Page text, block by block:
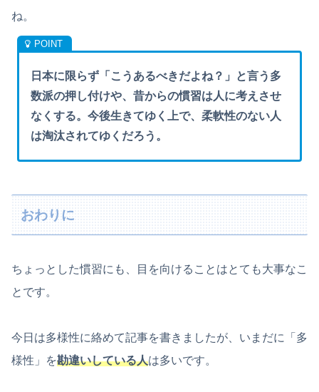
ね。
日本に限らず「こうあるべきだよね？」と言う多
数派の押し付けや、昔からの慣習は人に考えさせ
なくする。今後生きてゆく上で、柔軟性のない人
は淘汰されてゆくだろう。
おわりに
ちょっとした慣習にも、目を向けることはとても大事なこ
とです。
今日は多様性に絡めて記事を書きましたが、いまだに「多
様性」を勘違いしている人は多いです。